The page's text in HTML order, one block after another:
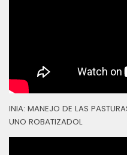
INIA: MANEJO DE LAS
UNO ROBATIZADOL